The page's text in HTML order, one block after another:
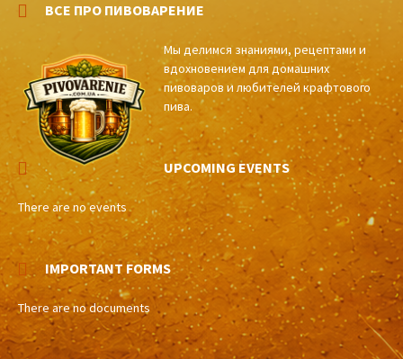
ВСЕ ПРО ПИВОВАРЕНИЕ
Мы делимся знаниями, рецептами и
вдохновением для домашних
пивоваров и любителей крафтового
пива.
UPCOMING EVENTS
There are no events
IMPORTANT FORMS
There are no documents